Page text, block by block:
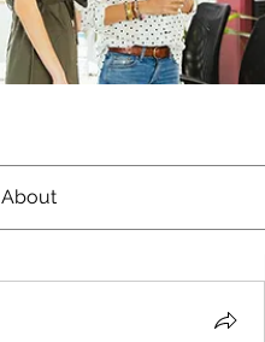
About